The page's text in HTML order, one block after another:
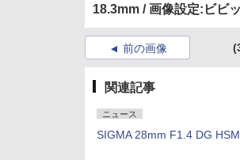
18.3mm / 画像設定:ビビ
前の画像
関連記事
ニュース
SIGMA 28mm F1.4 DG